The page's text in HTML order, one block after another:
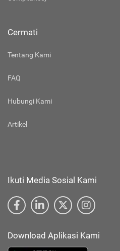
Cermati
Tentang Kami
FAQ
Hubungi Kami
Artikel
Ikuti Media Sosial Kami
Download Aplikasi Kami